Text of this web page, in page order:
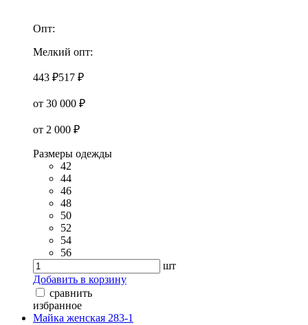
Опт:
Мелкий опт:
443 ₽517 ₽
от 30 000 ₽
от 2 000 ₽
Размеры одежды
42
44
46
48
50
52
54
56
шт
Добавить в корзину
сравнить
избранное
Майка женская 283-1